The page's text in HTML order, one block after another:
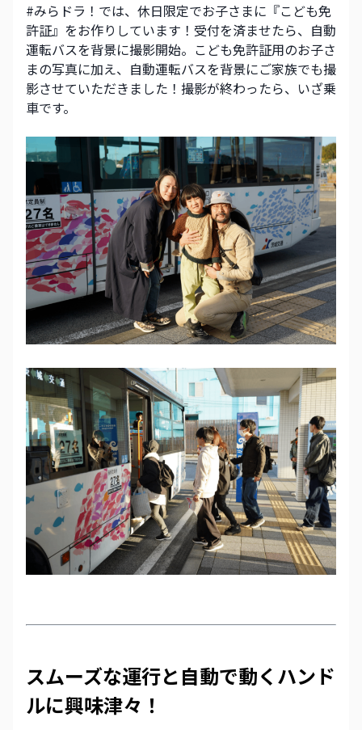
#みらドラ！では、休日限定でお子さまに『こども免
許証』をお作りしています！受付を済ませたら、自動
運転バスを背景に撮影開始。こども免許証用のお子さ
まの写真に加え、自動運転バスを背景にご家族でも撮
影させていただきました！撮影が終わったら、いざ乗
車です。
スムーズな運行と自動で動くハンド
ルに興味津々！